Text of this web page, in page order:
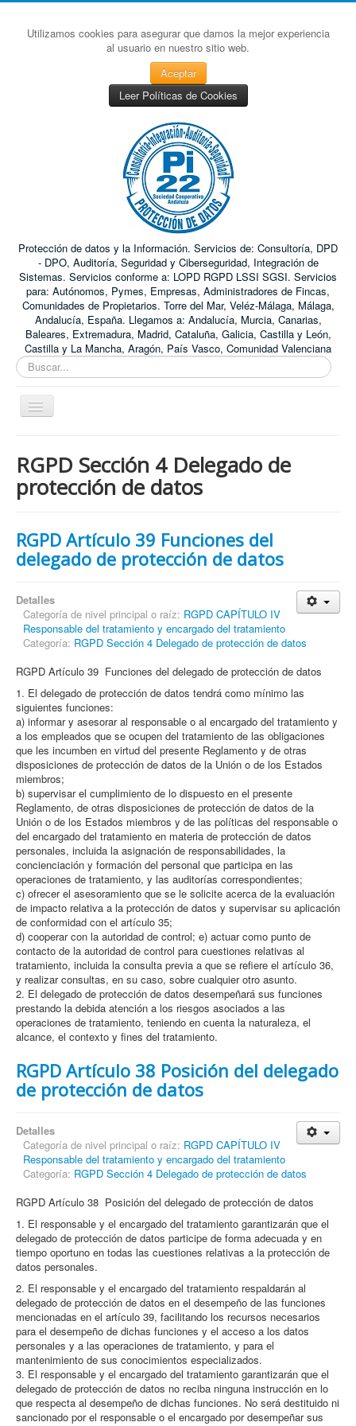
Utilizamos cookies para asegurar que damos la mejor experiencia
al usuario en nuestro sitio web.
Aceptar
Leer Políticas de Cookies
Protección de datos y la Información. Servicios de: Consultoría, DPD
- DPO, Auditoría, Seguridad y Ciberseguridad, Integración de
Sistemas. Servicios conforme a: LOPD RGPD LSSI SGSI. Servicios
para: Autónomos, Pymes, Empresas, Administradores de Fincas,
Comunidades de Propietarios. Torre del Mar, Veléz-Málaga, Málaga,
Andalucía, España. Llegamos a: Andalucía, Murcia, Canarias,
Baleares, Extremadura, Madrid, Cataluña, Galicia, Castilla y León,
Castilla y La Mancha, Aragón, País Vasco, Comunidad Valenciana
Buscar...
Toggle
Navigation
ZONA ABIERTA
Políticas de Privacidad
¿Quienes tienen que cumplir con la LOPD RGPD?
¿Estas cumpliendo con la LOPD - RGPD?
¿Que podemos hacer por ti?
¿Cuando es obligatorio nombrar un DPD / DPO ?
Buscar...
RGPD Sección 4 Delegado de
protección de datos
RGPD Artículo 39 Funciones del
delegado de protección de datos
Detalles
Categoría de nivel principal o raíz: RGPD CAPÍTULO IV
Responsable del tratamiento y encargado del tratamiento
Categoría: RGPD Sección 4 Delegado de protección de datos
RGPD Artículo 39 Funciones del delegado de protección de datos
1. El delegado de protección de datos tendrá como mínimo las
siguientes funciones:
a) informar y asesorar al responsable o al encargado del tratamiento y
a los empleados que se ocupen del tratamiento de las obligaciones
que les incumben en virtud del presente Reglamento y de otras
disposiciones de protección de datos de la Unión o de los Estados
miembros;
b) supervisar el cumplimiento de lo dispuesto en el presente
Reglamento, de otras disposiciones de protección de datos de la
Unión o de los Estados miembros y de las políticas del responsable o
del encargado del tratamiento en materia de protección de datos
personales, incluida la asignación de responsabilidades, la
concienciación y formación del personal que participa en las
operaciones de tratamiento, y las auditorías correspondientes;
c) ofrecer el asesoramiento que se le solicite acerca de la evaluación
de impacto relativa a la protección de datos y supervisar su aplicación
de conformidad con el artículo 35;
d) cooperar con la autoridad de control; e) actuar como punto de
contacto de la autoridad de control para cuestiones relativas al
tratamiento, incluida la consulta previa a que se refiere el artículo 36,
y realizar consultas, en su caso, sobre cualquier otro asunto.
2. El delegado de protección de datos desempeñará sus funciones
prestando la debida atención a los riesgos asociados a las
operaciones de tratamiento, teniendo en cuenta la naturaleza, el
alcance, el contexto y fines del tratamiento.
RGPD Artículo 38 Posición del delegado
de protección de datos
Detalles
Categoría de nivel principal o raíz: RGPD CAPÍTULO IV
Responsable del tratamiento y encargado del tratamiento
Categoría: RGPD Sección 4 Delegado de protección de datos
RGPD Artículo 38 Posición del delegado de protección de datos
1. El responsable y el encargado del tratamiento garantizarán que el
delegado de protección de datos participe de forma adecuada y en
tiempo oportuno en todas las cuestiones relativas a la protección de
datos personales.
2. El responsable y el encargado del tratamiento respaldarán al
delegado de protección de datos en el desempeño de las funciones
mencionadas en el artículo 39, facilitando los recursos necesarios
para el desempeño de dichas funciones y el acceso a los datos
personales y a las operaciones de tratamiento, y para el
mantenimiento de sus conocimientos especializados.
3. El responsable y el encargado del tratamiento garantizarán que el
delegado de protección de datos no reciba ninguna instrucción en lo
que respecta al desempeño de dichas funciones. No será destituido ni
sancionado por el responsable o el encargado por desempeñar sus